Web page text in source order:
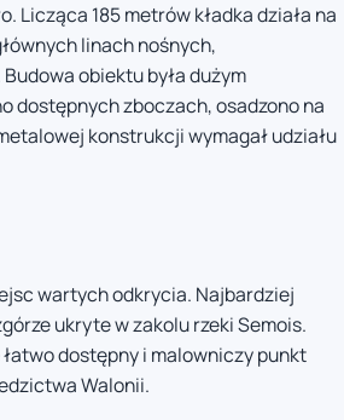
Licząca 185 metrów kładka działa na
linach nośnych,
obiektu była dużym
dostępnych zboczach, osadzono na
konstrukcji wymagał udziału
wartych odkrycia. Najbardziej
ukryte w zakolu rzeki Semois.
dostępny i malowniczy punkt
Walonii.